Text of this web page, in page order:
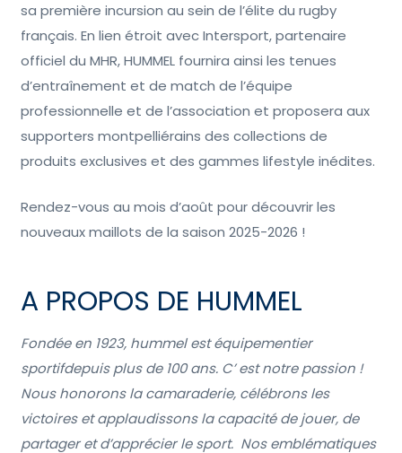
sa première incursion au sein de l’élite du rugby
français. En lien étroit avec Intersport, partenaire
officiel du MHR, HUMMEL fournira ainsi les tenues
d’entraînement et de match de l’équipe
professionnelle et de l’association et proposera aux
supporters montpelliérains des collections de
produits exclusives et des gammes lifestyle inédites.
Rendez-vous au mois d’août pour découvrir les
nouveaux maillots de la saison 2025-2026 !
A PROPOS DE HUMMEL
Fondée en 1923, hummel est équipementier
sportifdepuis plus de 100 ans. C’ est notre passion !
Nous honorons la camaraderie, célébrons les
victoires et applaudissons la capacité de jouer, de
partager et d’apprécier le sport. Nos emblématiques